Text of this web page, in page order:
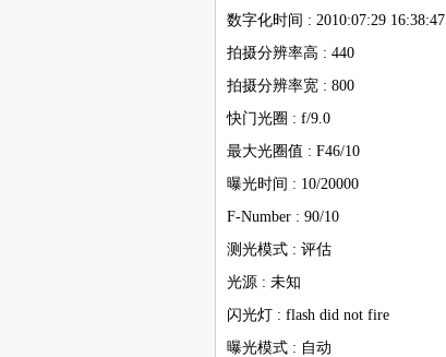
数字化时间 : 2010:07:29 16:38:47
拍摄分辨率高 : 440
拍摄分辨率宽 : 800
快门光圈 : f/9.0
最大光圈值 : F46/10
曝光时间 : 10/20000
F-Number : 90/10
测光模式 : 评估
光源 : 未知
闪光灯 : flash did not fire
曝光模式 : 自动